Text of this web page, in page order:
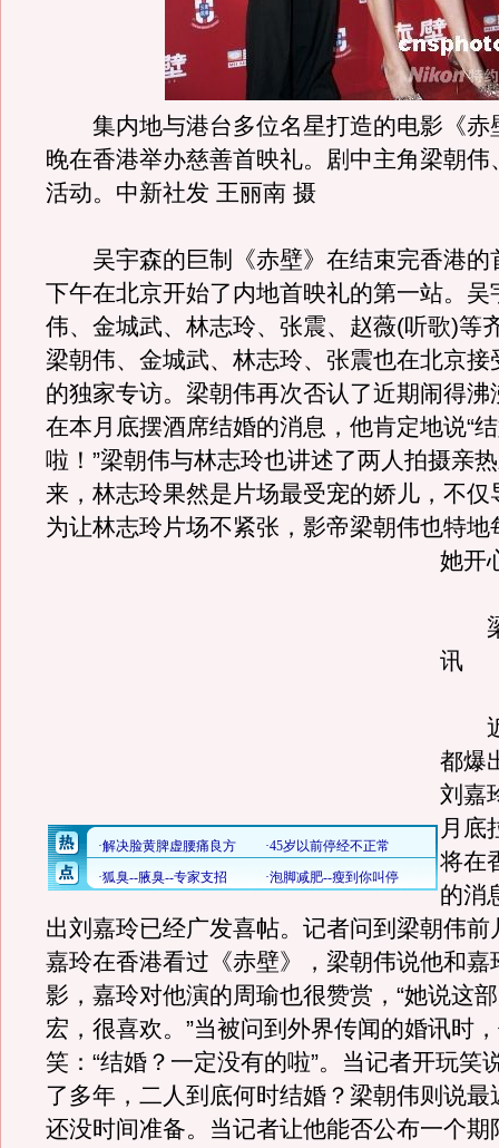
集内地与港台多位名星打造的电影《赤
晚在香港举办慈善首映礼。剧中主角梁朝伟
活动。中新社发 王丽南 摄
吴宇森的巨制《赤壁》在结束完香港的
下午在北京开始了内地首映礼的第一站。吴
伟、金城武、林志玲、张震、赵薇(听歌)等
梁朝伟、金城武、林志玲、张震也在北京接
的独家专访。梁朝伟再次否认了近期闹得沸
在本月底摆酒席结婚的消息，他肯定地说“
啦！”梁朝伟与林志玲也讲述了两人拍摄亲
来，林志玲果然是片场最受宠的娇儿，不仅
为让林志玲片场不紧张，影帝梁朝伟也特地
她开
梁
讯
近
都爆
刘嘉
月底
将在
的消
出刘嘉玲已经广发喜帖。记者问到梁朝伟前
嘉玲在香港看过《赤壁》，梁朝伟说他和嘉
影，嘉玲对他演的周瑜也很赞赏，“她说这
宏，很喜欢。”当被问到外界传闻的婚讯时
笑：“结婚？一定没有的啦”。当记者开玩笑
了多年，二人到底何时结婚？梁朝伟则说最
还没时间准备。当记者让他能否公布一个期